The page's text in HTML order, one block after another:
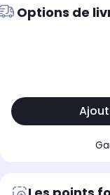
Options de